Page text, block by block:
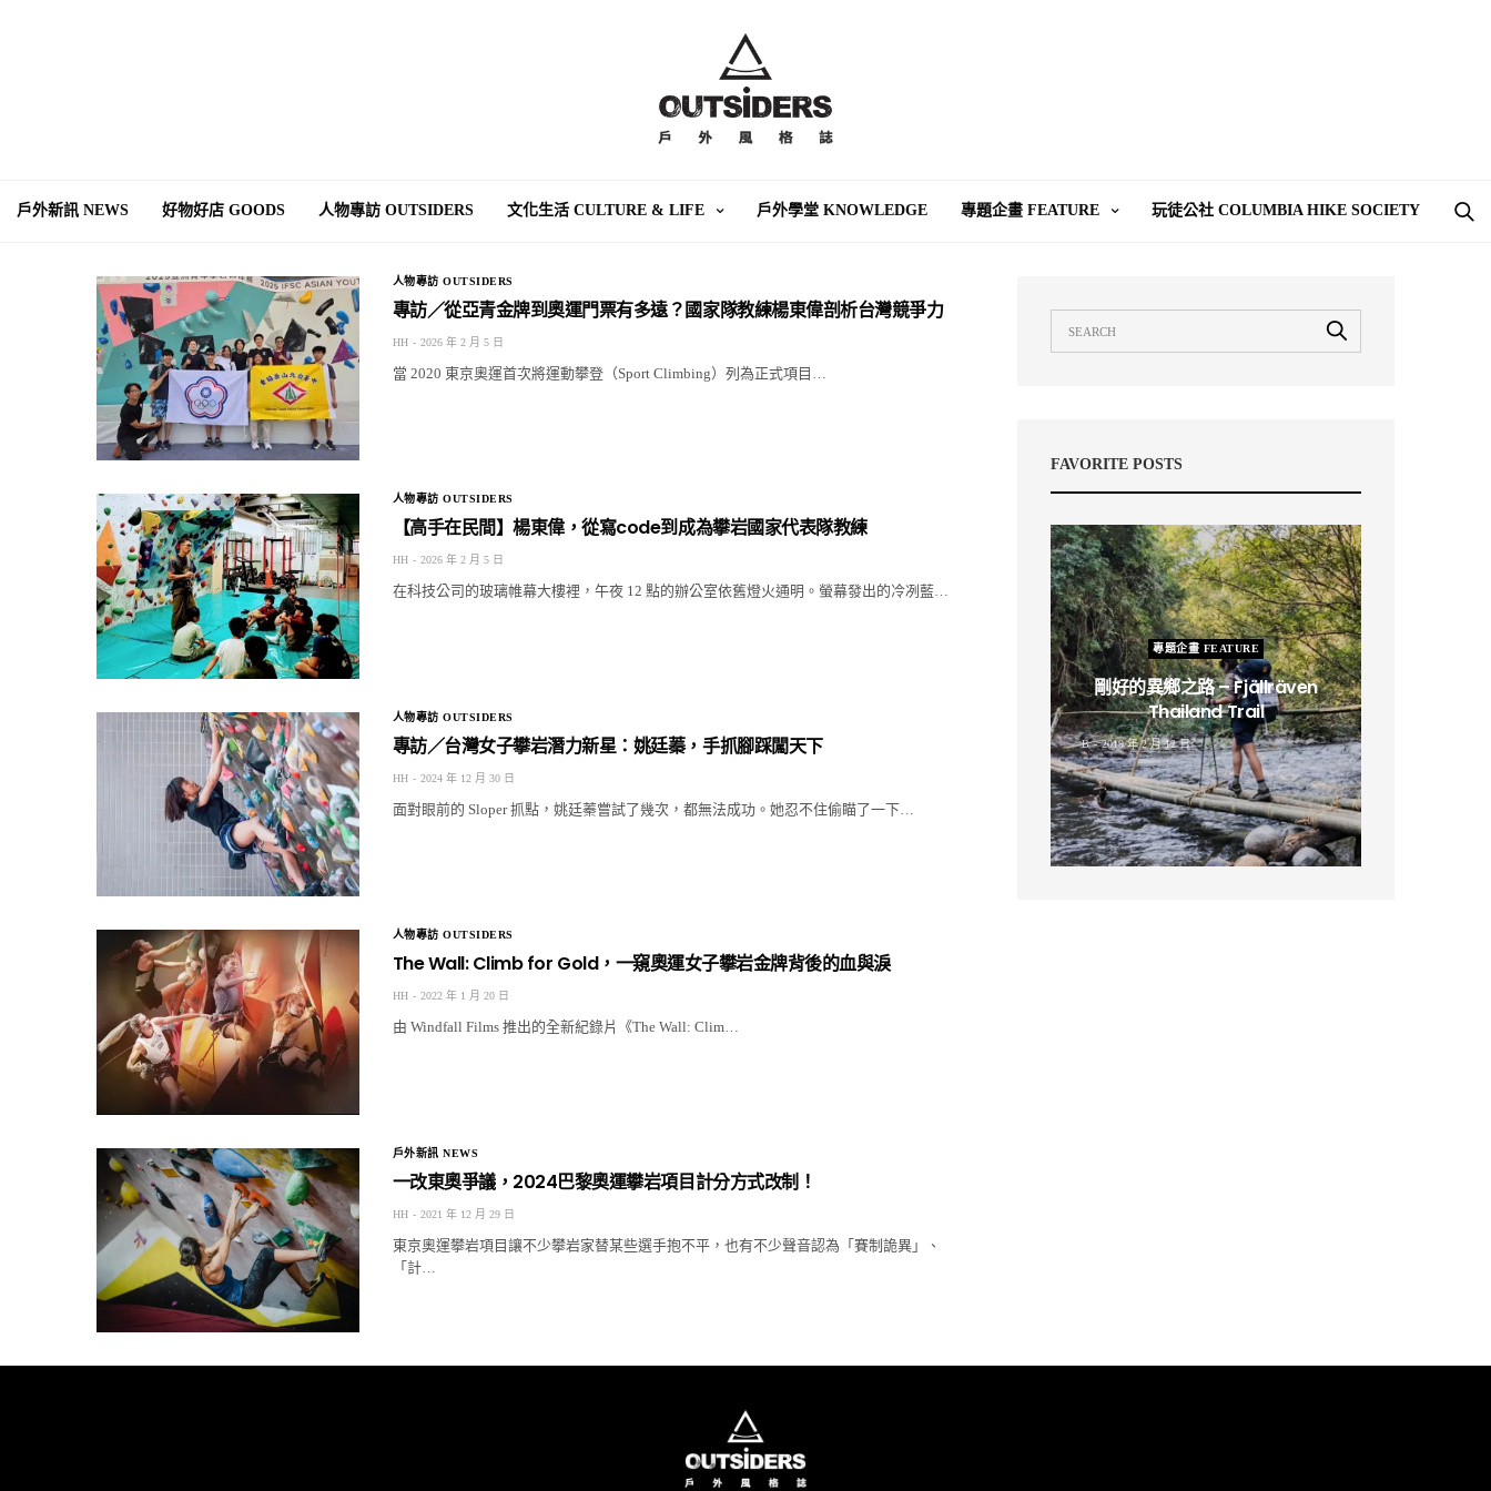
戶外新訊 NEWS 好物好店 GOODS 人物專訪 OUTSIDERS 文化生活 CULTURE & LIFE 戶外學堂 KNOWLEDGE 專題企畫 FEATURE 玩徒公社 COLUMBIA HIKE SOCIETY
人物專訪 OUTSIDERS
專訪／從亞青金牌到奧運門票有多遠？國家隊教練楊東偉剖析台灣競爭力
HH 2026 年 2 月 5 日
當 2020 東京奧運首次將運動攀登（Sport Climbing）列為正式項目…
人物專訪 OUTSIDERS
【高手在民間】楊東偉，從寫code到成為攀岩國家代表隊教練
HH 2026 年 2 月 5 日
在科技公司的玻璃帷幕大樓裡，午夜 12 點的辦公室依舊燈火通明。螢幕發出的冷冽藍…
人物專訪 OUTSIDERS
專訪／台灣女子攀岩潛力新星：姚廷蓁，手抓腳踩闖天下
HH 2024 年 12 月 30 日
面對眼前的 Sloper 抓點，姚廷蓁嘗試了幾次，都無法成功。她忍不住偷瞄了一下…
人物專訪 OUTSIDERS
The Wall: Climb for Gold，一窺奧運女子攀岩金牌背後的血與淚
HH 2022 年 1 月 20 日
由 Windfall Films 推出的全新紀錄片《The Wall: Clim…
戶外新訊 NEWS
一改東奧爭議，2024巴黎奧運攀岩項目計分方式改制！
HH 2021 年 12 月 29 日
東京奧運攀岩項目讓不少攀岩家替某些選手抱不平，也有不少聲音認為「賽制詭異」、
「計…
FAVORITE POSTS
專題企畫 FEATURE
剛好的異鄉之路 – Fjällräven
Thailand Trail
B 2019 年 2 月 12 日